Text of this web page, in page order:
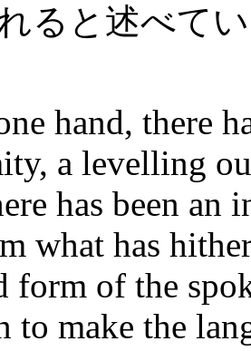
ると述べて
hand, there
a levelling
has been an
what has
form of the
to make the